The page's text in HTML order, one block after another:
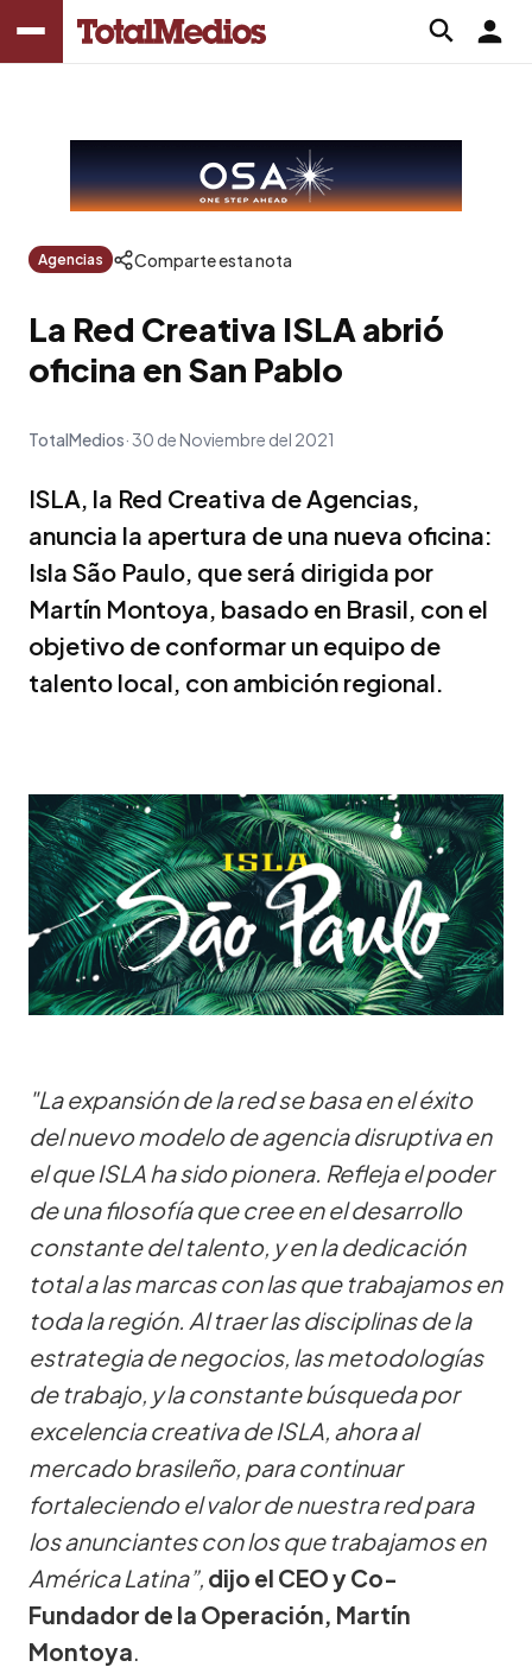
Agencias Comparte esta nota
La Red Creativa ISLA abrió
oficina en San Pablo
TotalMedios 30 de Noviembre del 2021
ISLA, la Red Creativa de Agencias,
anuncia la apertura de una nueva oficina:
Isla São Paulo, que será dirigida por
Martín Montoya, basado en Brasil, con el
objetivo de conformar un equipo de
talento local, con ambición regional.
"La expansión de la red se basa en el éxito
del nuevo modelo de agencia disruptiva en
el que ISLA ha sido pionera. Refleja el poder
de una filosofía que cree en el desarrollo
constante del talento, y en la dedicación
total a las marcas con las que trabajamos en
toda la región. Al traer las disciplinas de la
estrategia de negocios, las metodologías
de trabajo, y la constante búsqueda por
excelencia creativa de ISLA, ahora al
mercado brasileño, para continuar
fortaleciendo el valor de nuestra red para
los anunciantes con los que trabajamos en
América Latina”, dijo el CEO y Co-
Fundador de la Operación, Martín
Montoya.